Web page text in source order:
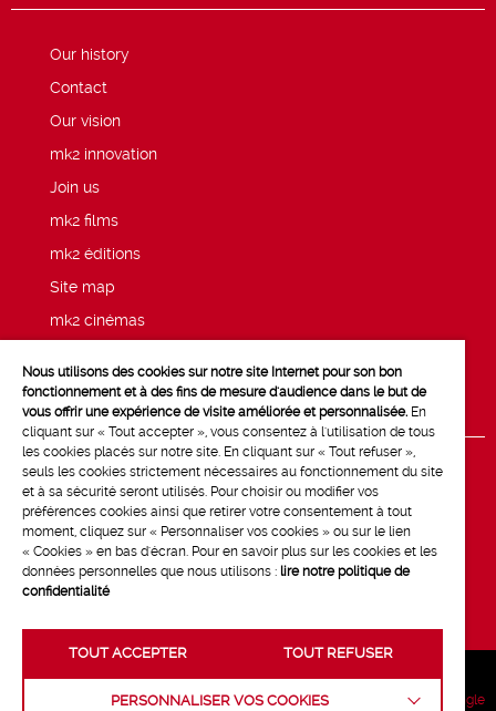
Our history
Contact
Our vision
mk2 innovation
Join us
mk2 films
mk2 éditions
Site map
mk2 cinémas
Legal notices
Crédits : La Jungle
Nous utilisons des cookies sur notre site Internet pour son bon
fonctionnement et à des fins de mesure d'audience dans le but de
vous offrir une expérience de visite améliorée et personnalisée. En
cliquant sur « Tout accepter », vous consentez à l'utilisation de tous
les cookies placés sur notre site. En cliquant sur « Tout refuser »,
seuls les cookies strictement nécessaires au fonctionnement du site
et à sa sécurité seront utilisés. Pour choisir ou modifier vos
préférences cookies ainsi que retirer votre consentement à tout
moment, cliquez sur « Personnaliser vos cookies » ou sur le lien
« Cookies » en bas d'écran. Pour en savoir plus sur les cookies et les
données personnelles que nous utilisons : lire notre politique de
confidentialité
TOUT ACCEPTER TOUT REFUSER
PERSONNALISER VOS COOKIES